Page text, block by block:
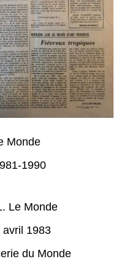
Monde
1990
Le Monde
avril 1983
du Monde